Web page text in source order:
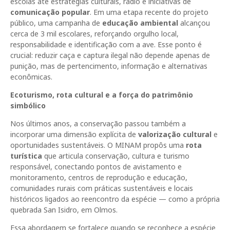
comunicação popular. Em uma etapa recente do projeto
público, uma campanha de educação ambiental alcançou
cerca de 3 mil escolares, reforçando orgulho local,
responsabilidade e identificação com a ave. Esse ponto é
crucial: reduzir caça e captura ilegal não depende apenas de
punição, mas de pertencimento, informação e alternativas
econômicas.
Ecoturismo, rota cultural e a força do patrimônio
simbólico
Nos últimos anos, a conservação passou também a
incorporar uma dimensão explícita de valorização cultural e
oportunidades sustentáveis. O MINAM propôs uma rota
turística que articula conservação, cultura e turismo
responsável, conectando pontos de avistamento e
monitoramento, centros de reprodução e educação,
comunidades rurais com práticas sustentáveis e locais
históricos ligados ao reencontro da espécie — como a própria
quebrada San Isidro, em Olmos.
Essa abordagem se fortalece quando se reconhece a espécie